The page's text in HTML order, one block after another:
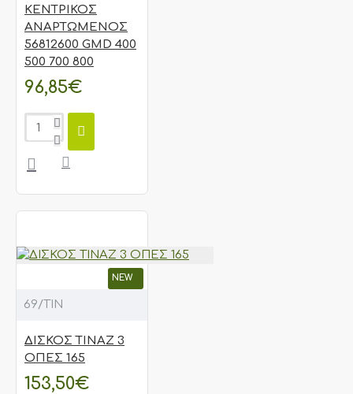
ΚΕΝΤΡΙΚΟΣ
ΑΝΑΡΤΩΜΕΝΟΣ
56812600 GMD 400
500 700 800
96,85€
NEW
69/ΤΙΝ
ΔΙΣΚΟΣ ΤΙΝΑΖ 3
ΟΠΕΣ 165
153,50€